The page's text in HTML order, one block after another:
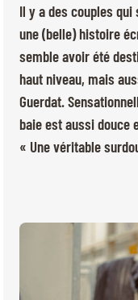
LIENS RAPIDES
ACCUEIL
BILLETTERIE
MÉDIAS
Jeudi, 17
Il y a des couples
une (belle) histoire
semble avoir été
haut niveau, mais
Guerdat.
baie est aussi douce
« Une véritable